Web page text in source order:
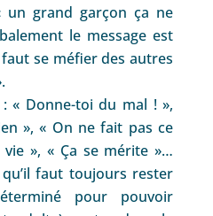
un grand garçon ça ne
le message est
se méfier des autres
: « Donne-toi du mal ! »,
», « On ne fait pas ce
vie », « Ça se mérite »…
faut toujours rester
pour pouvoir